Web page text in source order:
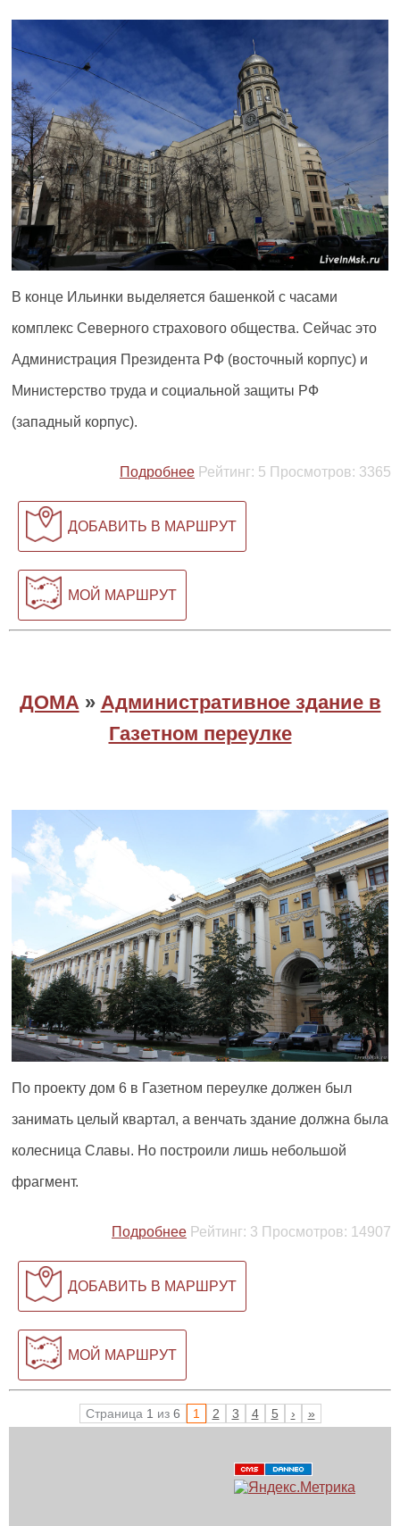
В конце Ильинки выделяется башенкой с часами
комплекс Северного страхового общества. Сейчас это
Администрация Президента РФ (восточный корпус) и
Министерство труда и социальной защиты РФ
(западный корпус).
Подробнее Рейтинг: 5 Просмотров: 3365
ДОБАВИТЬ В МАРШРУТ
МОЙ МАРШРУТ
ДОМА » Административное здание в
Газетном переулке
По проекту дом 6 в Газетном переулке должен был
занимать целый квартал, а венчать здание должна была
колесница Славы. Но построили лишь небольшой
фрагмент.
Подробнее Рейтинг: 3 Просмотров: 14907
ДОБАВИТЬ В МАРШРУТ
МОЙ МАРШРУТ
Страница 1 из 6 1 2 3 4 5 › »